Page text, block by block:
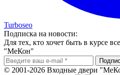
Turboseo
Подписка на новости:
Для тех, кто хочет быть в курсе
"МеКон"
© 2001-2026 Входные двери